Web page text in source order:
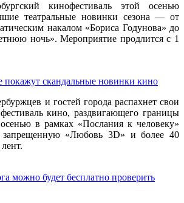
кинофестиваль этой осенью
театральные новинки сезона — от
накалом «Бориса Годунова» до
ночь». Мероприятие продлится с 1
покажут скандальные новинки кино
и гостей города распахнет свои
кино, раздвигающего границы
в рамках «Послания к человеку»
запрещенную «Любовь 3D» и более 40
можно будет бесплатно проверить